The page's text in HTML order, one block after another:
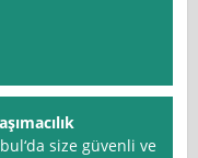
size güvenli ve